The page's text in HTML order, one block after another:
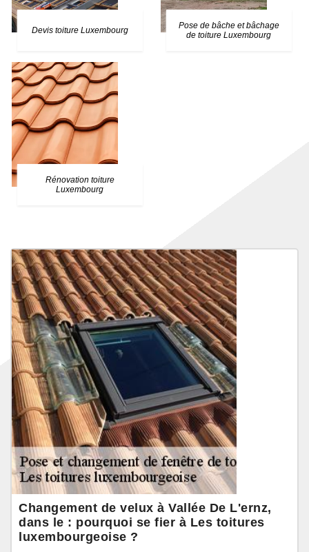
Devis toiture Luxembourg
Pose de bâche et bâchage
de toiture Luxembourg
Rénovation toiture
Luxembourg
Changement de velux à Vallée De L'ernz,
dans le : pourquoi se fier à Les toitures
luxembourgeoise ?